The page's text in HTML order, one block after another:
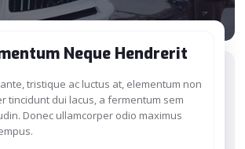
Neque Hendrerit
tristique ac luctus at, elementum non
tincidunt dui lacus, a fermentum sem
Donec ullamcorper odio maximus